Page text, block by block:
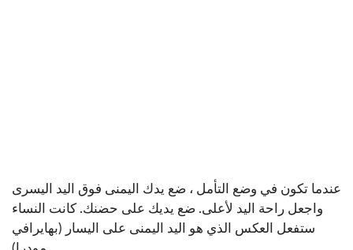
عندما تكون في وضع التأمل ، ضع يدك اليمنى فوق اليد اليسرى
واجعل راحة اليد لأعلى. ضع يديك على حضنك. كانت النساء
ستفعل العكس الذي هو اليد اليمنى على اليسار (بهايرافي